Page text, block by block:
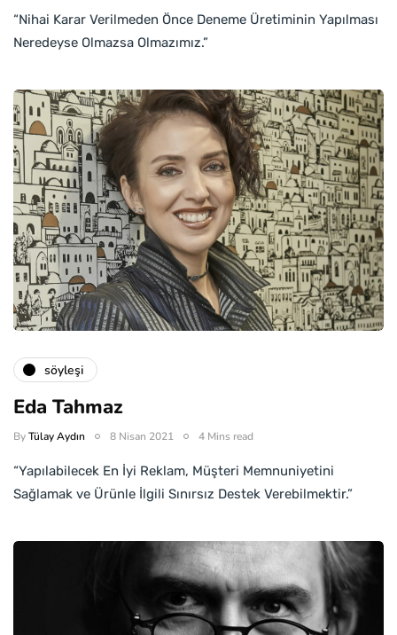
“Nihai Karar Verilmeden Önce Deneme Üretiminin Yapılması
Neredeyse Olmazsa Olmazımız.”
söyleşi
Eda Tahmaz
ByTülay Aydın 8 Nisan 2021 4 Mins read
“Yapılabilecek En İyi Reklam, Müşteri Memnuniyetini
Sağlamak ve Ürünle İlgili Sınırsız Destek Verebilmektir.”